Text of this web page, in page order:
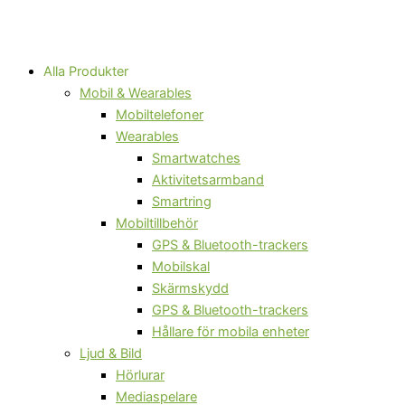
Alla Produkter
Mobil & Wearables
Mobiltelefoner
Wearables
Smartwatches
Aktivitetsarmband
Smartring
Mobiltillbehör
GPS & Bluetooth-trackers
Mobilskal
Skärmskydd
GPS & Bluetooth-trackers
Hållare för mobila enheter
Ljud & Bild
Hörlurar
Mediaspelare